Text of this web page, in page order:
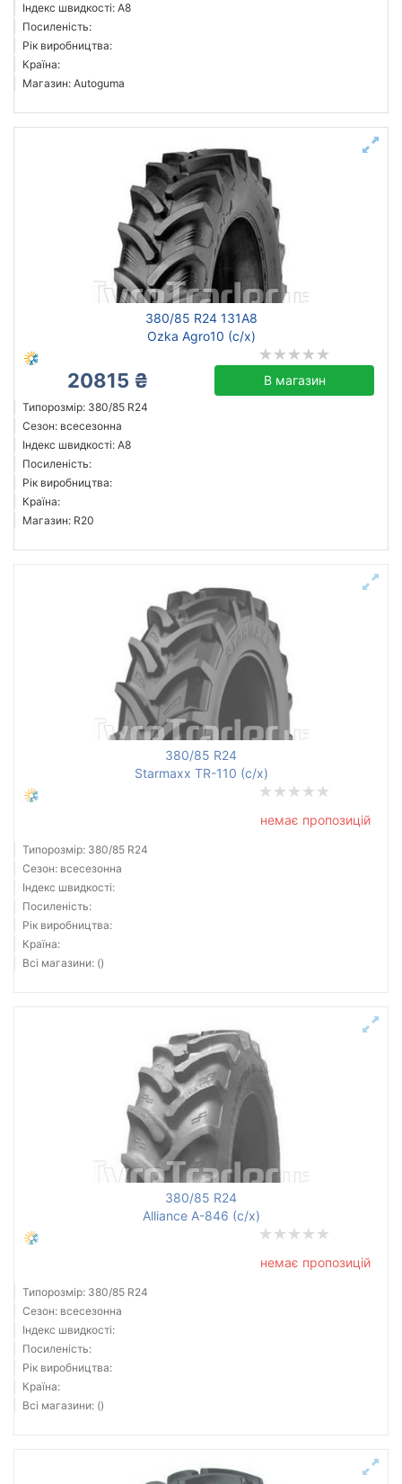
Індекс швидкості: A8
Посиленість:
Рік виробництва:
Країна:
Магазин: Autoguma
380/85 R24 131A8
Ozka Agro10 (с/х)
20815 ₴ В магазин
Типорозмір: 380/85 R24
Сезон: всесезонна
Індекс швидкості: A8
Посиленість:
Рік виробництва:
Країна:
Магазин: R20
380/85 R24
Starmaxx TR-110 (с/х)
немає пропозицій
Типорозмір: 380/85 R24
Сезон: всесезонна
Індекс швидкості:
Посиленість:
Рік виробництва:
Країна:
Всі магазини: ()
380/85 R24
Alliance A-846 (с/х)
немає пропозицій
Типорозмір: 380/85 R24
Сезон: всесезонна
Індекс швидкості:
Посиленість:
Рік виробництва:
Країна:
Всі магазини: ()